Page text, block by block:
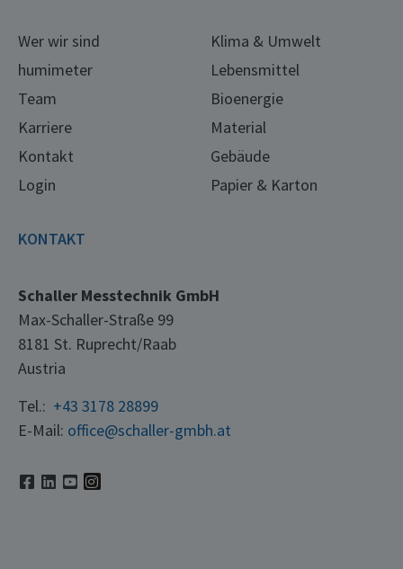
Wer wir sind
humimeter
Team
Karriere
Kontakt
Login
Klima & Umwelt
Lebensmittel
Bioenergie
Material
Gebäude
Papier & Karton
KONTAKT
Schaller Messtechnik GmbH
Max-Schaller-Straße 99
8181 St. Ruprecht/Raab
Austria
Tel.: +43 3178 28899
E-Mail: office@schaller-gmbh.at